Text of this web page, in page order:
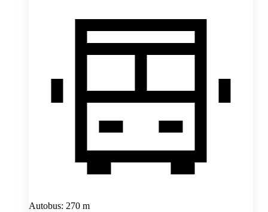
Autobus: 270 m